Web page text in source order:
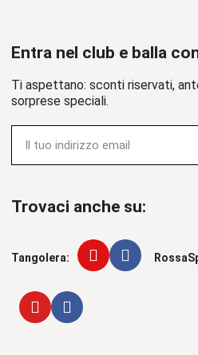
Entra nel club e balla
Ti aspettano: sconti riservati,
sorprese speciali.
Trovaci anche su:
Tangolera: